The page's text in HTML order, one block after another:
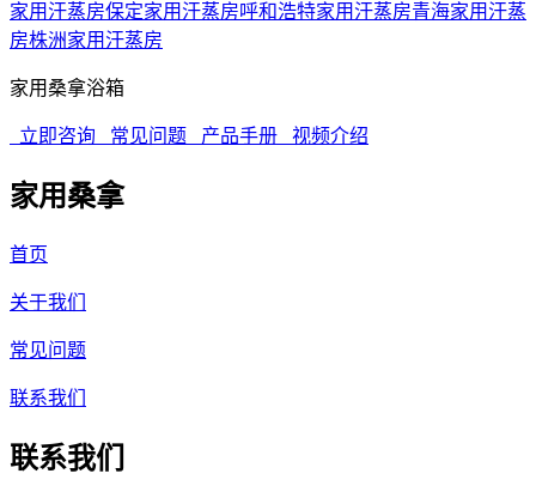
家用汗蒸房保定家用汗蒸房呼和浩特家用汗蒸房青海家用汗蒸
房株洲家用汗蒸房
家用桑拿浴箱
立即咨询 常见问题 产品手册 视频介绍
家用桑拿
首页
关于我们
常见问题
联系我们
联系我们